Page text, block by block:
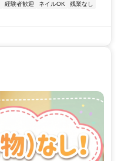
経験者歓迎 ネイルOK
残業なし